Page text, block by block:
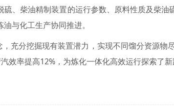
、柴油精制装置的运行参数、原料性质及柴
与化工生产协同推进。
分挖掘现有装置潜力，实现不同馏分资源物
率提高12%，为炼化一体化高效运行探索了新